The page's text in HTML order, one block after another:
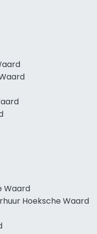
Waard
Hoeksche Waard